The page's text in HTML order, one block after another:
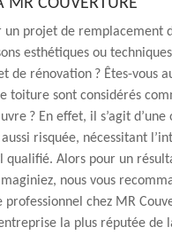
MR COUVERTURE
un projet de remplacement
esthétiques ou
de rénovation ? Êtes-vous
toiture sont considérés
? En effet, il s’agit
risquée, nécessitant
qualifié. Alors pour un
nous vous
chez MR
la plus réputée de